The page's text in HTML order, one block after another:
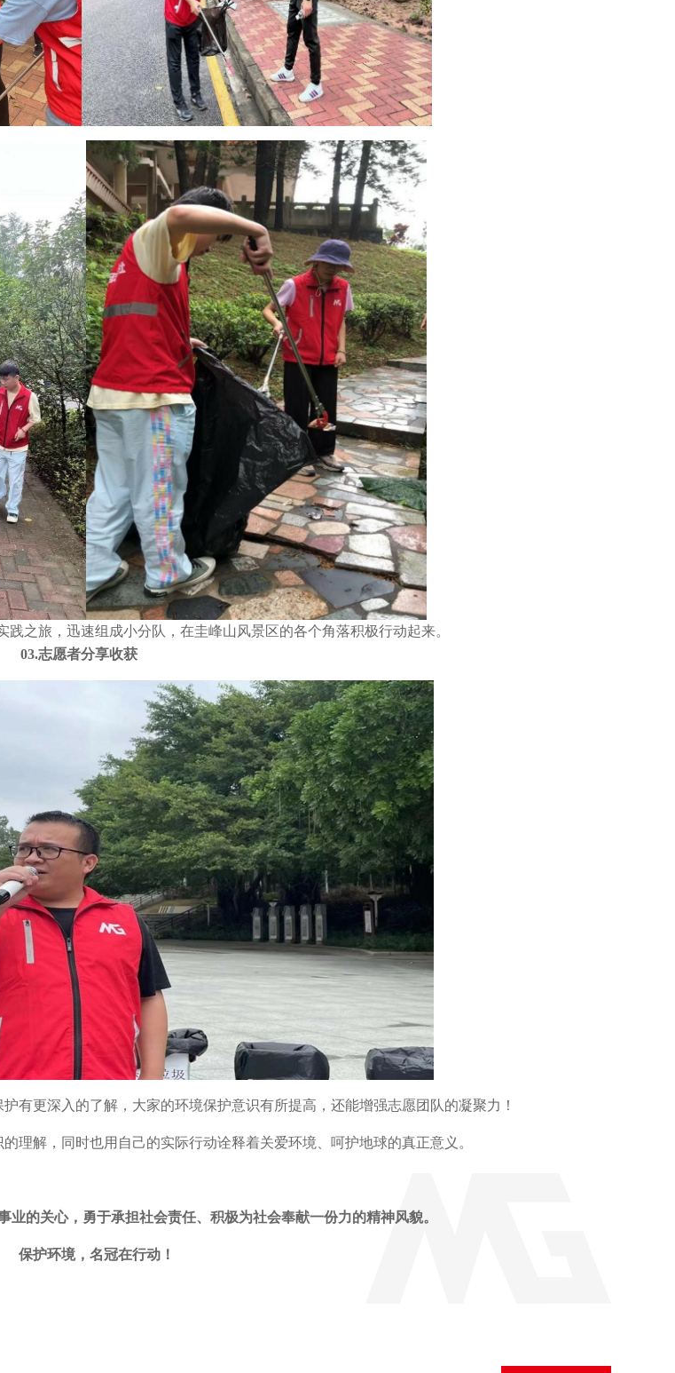
之旅，迅速组成小分队，在圭峰山风景区的各个角落积极行动起来。
03.志愿者分享收获
有更深入的了解，大家的环境保护意识有所提高，还能增强志愿团队的凝聚力！
理解，同时也用自己的实际行动诠释着关爱环境、呵护地球的真正意义。
业的关心，勇于承担社会责任、积极为社会奉献一份力的精神风貌。
保护环境，名冠在行动！